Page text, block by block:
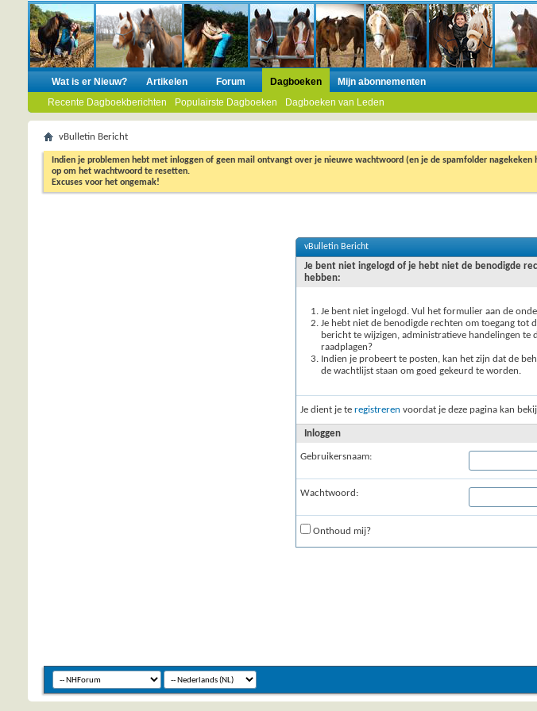
Wat is er Nieuw? Artikelen Forum
Dagboeken
Recente Dagboekberichten
Populairste Dagboeken Dagboeken van Leden
Mijn abonnementen
vBulletin Bericht
Indien je problemen hebt met inloggen of geen mail ontvangt over je nieuwe wachtwoord (en je de spamfolder
op om het wachtwoord te resetten.
Excuses voor het ongemak!
vBulletin Bericht
Je bent niet ingelogd of je hebt niet de benodigde
hebben:
Je bent niet ingelogd. Vul het formulier aan de
Je hebt niet de benodigde rechten om toegang tot
bericht te wijzigen, administratieve handelingen te
raadplagen?
Indien je probeert te posten, kan het zijn dat de
de wachtlijst staan om goed gekeurd te worden.
Je dient je te registreren voordat je deze pagina kan
Inloggen
Gebruikersnaam:
Wachtwoord:
Onthoud mij?